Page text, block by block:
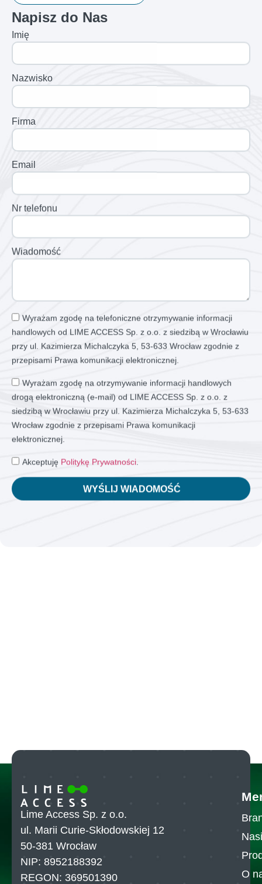
Napisz do Nas
Imię
Nazwisko
Firma
Email
Nr telefonu
Wiadomość
Wyrażam zgodę na telefoniczne otrzymywanie informacji
handlowych od LIME ACCESS Sp. z o.o. z siedzibą w Wrocławiu
przy ul. Kazimierza Michalczyka 5, 53-633 Wrocław zgodnie z
przepisami Prawa komunikacji elektronicznej.
Wyrażam zgodę na otrzymywanie informacji handlowych
drogą elektroniczną (e-mail) od LIME ACCESS Sp. z o.o. z
siedzibą w Wrocławiu przy ul. Kazimierza Michalczyka 5, 53-633
Wrocław zgodnie z przepisami Prawa komunikacji
elektronicznej.
Akceptuję Politykę Prywatności
WYŚLIJ WIADOMOŚĆ
Lime Access Sp. z o.o.
ul. Marii Curie-Skłodowskiej 12
50-381 Wrocław
NIP: 8952188392
REGON: 369501390
O